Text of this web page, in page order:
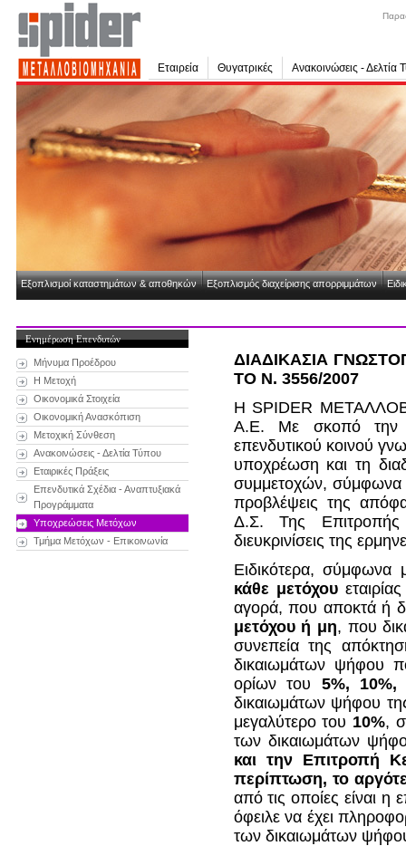
Εταιρεία Θυγατρικές Ανακοινώσεις - Δελτία
Εξοπλισμοί καταστημάτων & αποθηκών Εξοπλισμός διαχείρισης απορριμμάτων
Ενημέρωση Επενδυτών
Μήνυμα Προέδρου
Η Μετοχή
Οικονομικά Στοιχεία
Οικονομική Ανασκόπιση
Μετοχική Σύνθεση
Ανακοινώσεις - Δελτία Τύπου
Εταιρικές Πράξεις
Επενδυτικά Σχέδια - Αναπτυξιακά
Προγράμματα
Υποχρεώσεις Μετόχων
Τμήμα Μετόχων - Επικοινωνία
ΔΙΑΔΙΚΑΣΙΑ
ΤΟ Ν. 3556/2007
Η SPIDER
Α.Ε. Με σκοπό την
επενδυτικού κοινού
υποχρέωση και τη
συμμετοχών, σύμφωνα
προβλέψεις της
Δ.Σ. Της Επιτροπής
διευκρινίσεις της
Ειδικότερα,
κάθε μετόχου
αγορά, που αποκτά ή
μετόχου ή μη, που
συνεπεία της
δικαιωμάτων ψήφου
ορίων του 5%, 10%,
δικαιωμάτων ψήφου
μεγαλύτερο του 10%,
των δικαιωμάτων
και την Επιτροπή
περίπτωση, το
από τις οποίες είναι
όφειλε να έχει
των δικαιωμάτων